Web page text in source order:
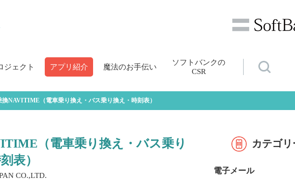
ジェクト アプリ紹介 魔法のお手伝い
ソフトバンクの
CSR
換NAVITIME（電車乗り換え・バス乗り換え・時刻表）
（電車乗り換え・バス乗り
表）
CO.,LTD.
カテゴリ
電子メール